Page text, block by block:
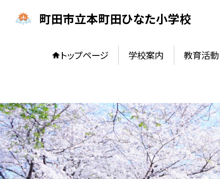
町田市立本町田ひなた小学校
トップページ 学校案内 教育活動